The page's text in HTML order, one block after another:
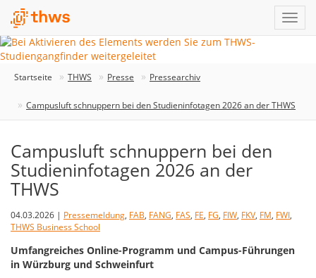
Startseite THWS Presse Pressearchiv
Campusluft schnuppern bei den Studieninfotagen 2026 an der THWS
Campusluft schnuppern bei den
Studieninfotagen 2026 an der
THWS
04.03.2026 | Pressemeldung, FAB, FANG, FAS, FE, FG, FIW, FKV, FM, FWI,
THWS Business School
Umfangreiches Online-Programm und Campus-Führungen
in Würzburg und Schweinfurt